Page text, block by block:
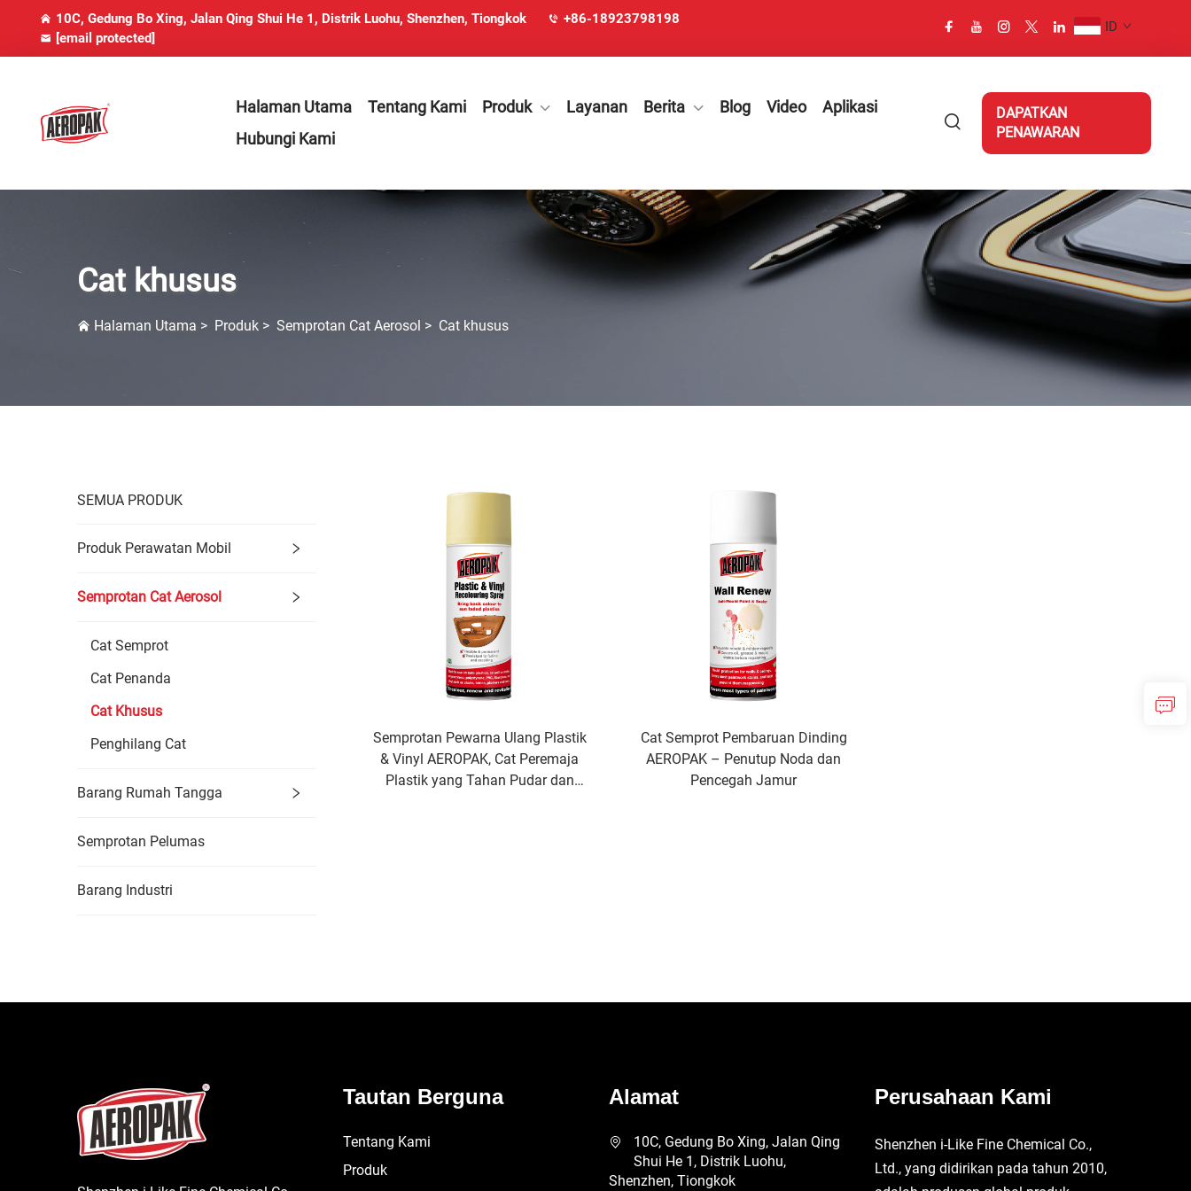
10C, Gedung Bo Xing, Jalan Qing Shui He 1, Distrik Luohu, Shenzhen, Tiongkok
+86-18923798198
[email protected]
ID
Halaman Utama Tentang Kami Produk Layanan Berita Blog Video
Aplikasi
Hubungi Kami
DAPATKAN
PENAWARAN
Cat khusus
Halaman Utama > Produk > Semprotan Cat Aerosol > Cat khusus
SEMUA PRODUK
Produk Perawatan Mobil
Semprotan Cat Aerosol
Cat Semprot
Cat Penanda
Cat Khusus
Penghilang Cat
Barang Rumah Tangga
Semprotan Pelumas
Barang Industri
Semprotan Pewarna Ulang Plastik
& Vinyl AEROPAK, Cat Peremaja
Plastik yang Tahan Pudar dan
Cat Semprot Pembaruan Dinding
AEROPAK – Penutup Noda dan
Pencegah Jamur
Tautan Berguna
Tentang Kami
Produk
Alamat
10C, Gedung Bo Xing, Jalan Qing
Shui He 1, Distrik Luohu,
Shenzhen, Tiongkok
Perusahaan Kami
Shenzhen i-Like Fine Chemical Co.,
Ltd., yang didirikan pada tahun 2010,